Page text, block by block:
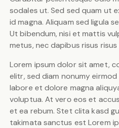
sodales ut. Sed sed quam ut
id magna. Aliquam sed ligula
Ut bibendum, nisi et mattis
metus, nec dapibus risus
Lorem ipsum dolor sit amet,
elitr, sed diam nonumy
labore et dolore magna
voluptua. At vero eos et
et ea rebum. Stet clita kasd
takimata sanctus est Lorem